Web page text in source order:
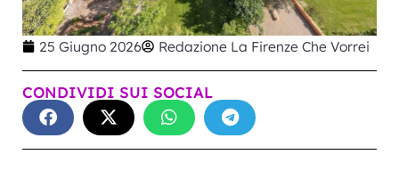
25 Giugno 2026 Redazione La Firenze Che Vorrei
CONDIVIDI SUI SOCIAL